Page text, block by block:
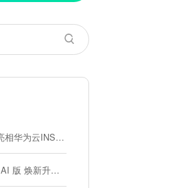
以AI重构消费者运营与零售营销新范式
焕新升级！